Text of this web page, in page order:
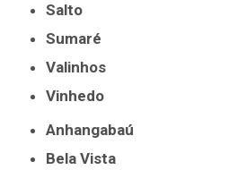
Salto
Sumaré
Valinhos
Vinhedo
Anhangabaú
Bela Vista